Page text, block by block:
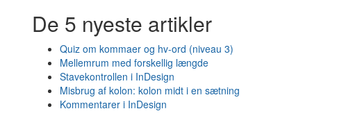
De 5 nyeste artikler
Quiz om kommaer og hv-ord (niveau 3)
Mellemrum med forskellig længde
Stavekontrollen i InDesign
Misbrug af kolon: kolon midt i en sætning
Kommentarer i InDesign